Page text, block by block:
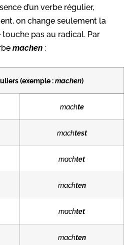
d’un verbe régulier,
on change seulement la
pas au radical. Par
machen :
(exemple :machen)
machte
machtest
machtet
machten
machtet
machten